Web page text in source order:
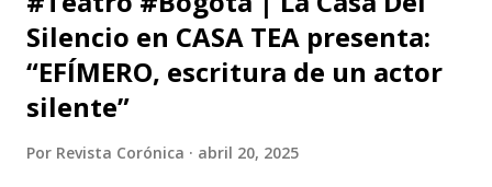
Silencio en CASA TEA presenta:
“EFÍMERO, escritura de un actor
silente”
Por Revista Corónica abril 20, 2025